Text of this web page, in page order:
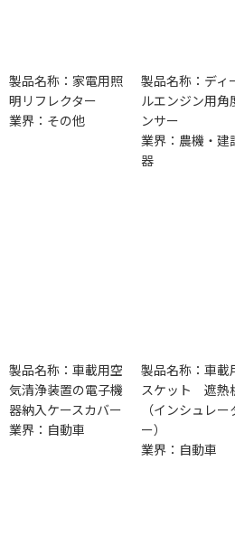
製品名称：家電用照
明リフレクター
業界：その他
製品名称：ディ
ルエンジン用角
ンサー
業界：農機・建
器
製品名称：車載用空
気清浄装置の電子機
器納入ケースカバー
業界：自動車
製品名称：車載
スケット 遮熱
（インシュレー
ー）
業界：自動車